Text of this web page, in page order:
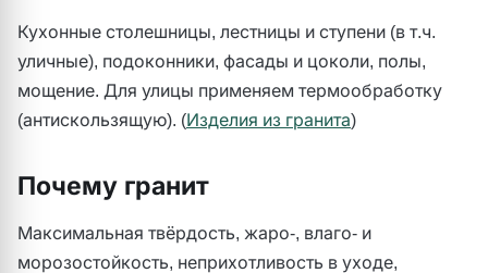
Кухонные столешницы, лестницы и ступени (в т.ч.
уличные), подоконники, фасады и цоколи, полы,
мощение. Для улицы применяем термообработку
(антискользящую). (Изделия из гранита)
Почему гранит
Максимальная твёрдость, жаро-, влаго- и
морозостойкость, неприхотливость в уходе,